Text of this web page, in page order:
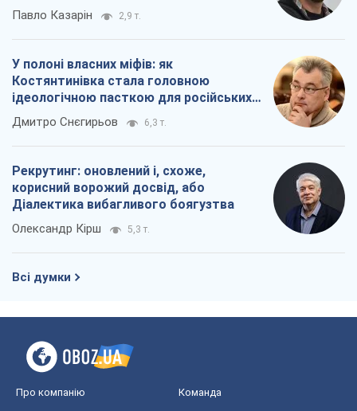
Павло Казарін 2,9 т.
У полоні власних міфів: як
Костянтинівка стала головною
ідеологічною пасткою для російських
окупантів
Дмитро Снєгирьов 6,3 т.
Рекрутинг: оновлений і, схоже,
корисний ворожий досвід, або
Діалектика вибагливого боягузтва
Олександр Кірш 5,3 т.
Всі думки
Про компанію Команда